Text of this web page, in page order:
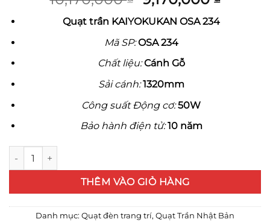
dựa trêngốc
là:
10,170,000 ₫.
tại
Quạt trần KAIYOKUKAN OSA 234
Mã SP:OSA 234
Chất liệu: Cánh Gỗ
Sải cánh: 1320mm
Công suất Động cơ:50W
Bảo hành điện tử: 10 năm
Quạt trần KAIYOKUKAN OSA 234 số lượng
THÊM VÀO GIỎ HÀNG
Danh mục: Quạt đèn trang trí, Quạt Trần Nhật Bản